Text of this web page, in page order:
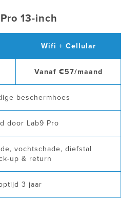
13-inch
Wifi + Cellular
Vanaf €57/maand
beschermhoes
door Lab9 Pro
vochtschade, diefstal
up & return
3 jaar